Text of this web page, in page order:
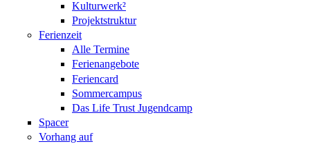
Kulturwerk²
Projektstruktur
Ferienzeit
Alle Termine
Ferienangebote
Feriencard
Sommercampus
Das Life Trust Jugendcamp
Spacer
Vorhang auf